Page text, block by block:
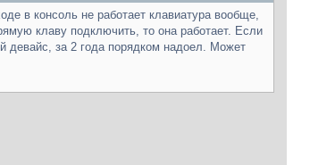
в консоль не работает клавиатура вообще,
клаву подключить, то она работает. Если
девайс, за 2 года порядком надоел. Может